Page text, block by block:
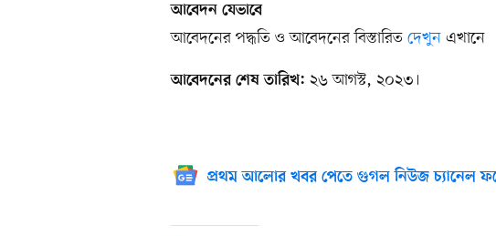
আবেদন যেভাবে
আবেদনের পদ্ধতি ও আবেদনের বিস্তারিত দেখুন এখানে
আবেদনের শেষ তারিখ: ২৬ আগস্ট, ২০২৩।
প্রথম আলোর খবর পেতে গুগল নিউজ চ্যানেল